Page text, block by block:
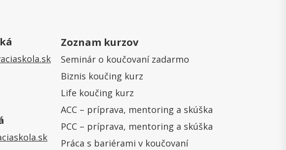
Zoznam kurzov
Seminár o koučovaní zadarmo
Biznis koučing kurz
Life koučing kurz
ACC – príprava, mentoring a skúška
PCC – príprava, mentoring a skúška
Práca s bariérami v koučovaní